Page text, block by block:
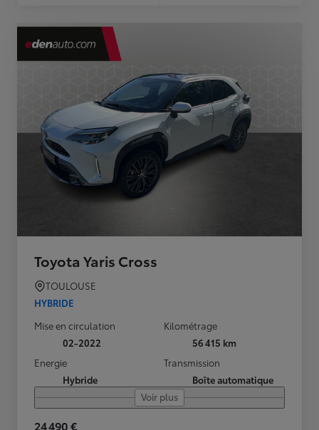
Toyota Yaris Cross
TOULOUSE
HYBRIDE
Mise en circulation
02-2022
Kilométrage
56 415 km
Energie
Hybride
Transmission
Boîte automatique
Voir plus
24 490 €